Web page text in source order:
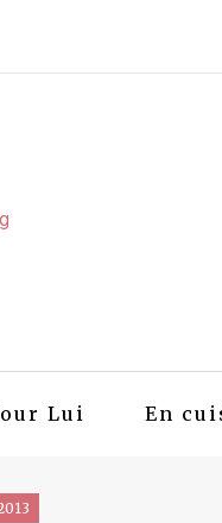
Lui En